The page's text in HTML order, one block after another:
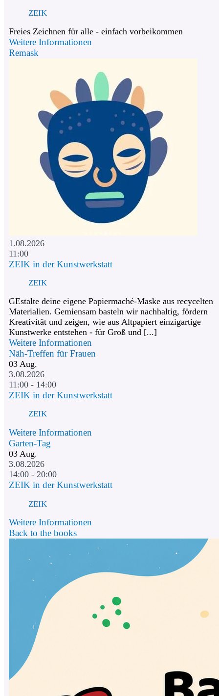
ZEIK
Freies Zeichnen für alle - einfach vorbeikommen
Weitere Informationen
Remask
1.08.2026
11:00
ZEIK in der Kunstwerkstatt
ZEIK
GEstalte deine eigene Papiermaché-Maske aus recycelten
Materialien. Gemiensam basteln wir nachhaltig, fördern
Kreativität und zeigen, wie aus Altpapiert einzigartige
Kunstwerke entstehen - für Groß und [...]
Weitere Informationen
Näh-Treffen für Frauen
03 Aug.
3.08.2026
11:00 - 14:00
ZEIK in der Kunstwerkstatt
ZEIK
Weitere Informationen
Garten-Tag
03 Aug.
3.08.2026
14:00 - 20:00
ZEIK in der Kunstwerkstatt
ZEIK
Weitere Informationen
Back to the books